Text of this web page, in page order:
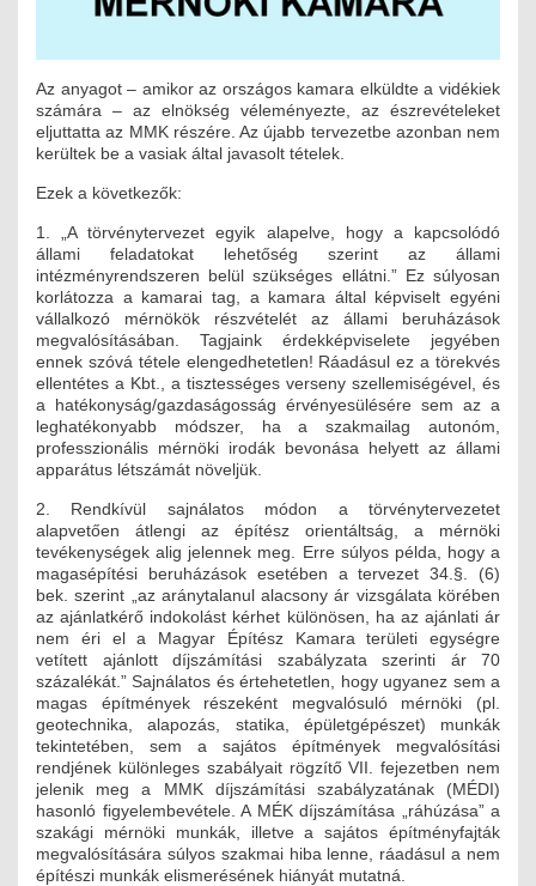
MŰKÖDÉSI DOKUMENTUMOK
NYOMTATVÁNYOK
ELEKTROTECHNIKAI
ÉPÜLETGÉPÉSZETI
GEODÉZIAI ÉS GEOINFORMATIKAI
KÖRNYEZETVÉDELMI
KÖZLEKEDÉSI
VÍZÉPÍTÉSI ÉS VÍZGAZDÁLKODÁSI
HÍRKÖZLÉSI ÉS INFORMATIKAI
HÍREK
KÉPZÉSEK
TOVÁBBKÉPZÉSI KÖTELEZETTSÉGEK
JOGI KÖTELEZETTSÉGEK
SZAKMAI KÖTELEZETTSÉGEK
Az anyagot – amikor az országos kamara elküldte a vidékiek
számára – az elnökség véleményezte, az észrevételeket
eljuttatta az MMK részére. Az újabb tervezetbe azonban nem
kerültek be a vasiak által javasolt tételek.
Ezek a következők:
1. „A törvénytervezet egyik alapelve, hogy a kapcsolódó
állami feladatokat lehetőség szerint az állami
intézményrendszeren belül szükséges ellátni.” Ez súlyosan
korlátozza a kamarai tag, a kamara által képviselt egyéni
vállalkozó mérnökök részvételét az állami beruházások
megvalósításában. Tagjaink érdekképviselete jegyében
ennek szóvá tétele elengedhetetlen! Ráadásul ez a törekvés
ellentétes a Kbt., a tisztességes verseny szellemiségével, és
a hatékonyság/gazdaságosság érvényesülésére sem az a
leghatékonyabb módszer, ha a szakmailag autonóm,
professzionális mérnöki irodák bevonása helyett az állami
apparátus létszámát növeljük.
2. Rendkívül sajnálatos módon a törvénytervezetet
alapvetően átlengi az építész orientáltság, a mérnöki
tevékenységek alig jelennek meg. Erre súlyos példa, hogy a
magasépítési beruházások esetében a tervezet 34.§. (6)
bek. szerint „az aránytalanul alacsony ár vizsgálata körében
az ajánlatkérő indokolást kérhet különösen, ha az ajánlati ár
nem éri el a Magyar Építész Kamara területi egységre
vetített ajánlott díjszámítási szabályzata szerinti ár 70
százalékát.” Sajnálatos és értehetetlen, hogy ugyanez sem a
magas építmények részeként megvalósuló mérnöki (pl.
geotechnika, alapozás, statika, épületgépészet) munkák
tekintetében, sem a sajátos építmények megvalósítási
rendjének különleges szabályait rögzítő VII. fejezetben nem
jelenik meg a MMK díjszámítási szabályzatának (MÉDI)
hasonló figyelembevétele. A MÉK díjszámítása „ráhúzása” a
szakági mérnöki munkák, illetve a sajátos építményfajták
megvalósítására súlyos szakmai hiba lenne, ráadásul a nem
építészi munkák elismerésének hiányát mutatná.